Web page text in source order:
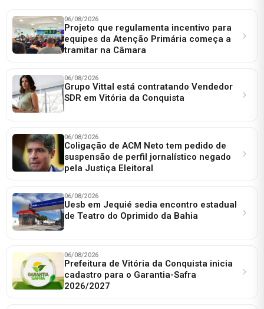
06/08/2026
Projeto que regulamenta incentivo para
equipes da Atenção Primária começa a
tramitar na Câmara
06/08/2026
Grupo Vittal está contratando Vendedor
SDR em Vitória da Conquista
06/08/2026
Coligação de ACM Neto tem pedido de
suspensão de perfil jornalístico negado
pela Justiça Eleitoral
06/08/2026
Uesb em Jequié sedia encontro estadual
de Teatro do Oprimido da Bahia
06/08/2026
Prefeitura de Vitória da Conquista inicia
cadastro para o Garantia-Safra
2026/2027